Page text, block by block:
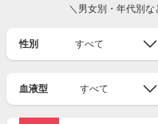
＼男女別・年代別
性別 すべて
血液型 すべて